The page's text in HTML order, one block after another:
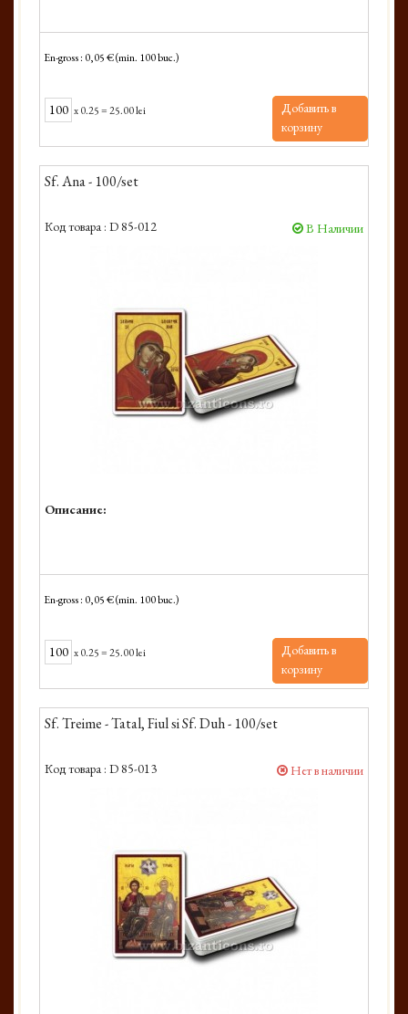
En-gross : 0,05 € (min. 100 buc.)
x0.25=25.00 lei
Добавить в
корзину
Sf. Ana - 100/set
Код товара : D 85-012 В Наличии
Описание:
En-gross : 0,05 € (min. 100 buc.)
x0.25=25.00 lei
Добавить в
корзину
Sf. Treime - Tatal, Fiul si Sf. Duh - 100/set
Код товара : D 85-013 Нет в наличии